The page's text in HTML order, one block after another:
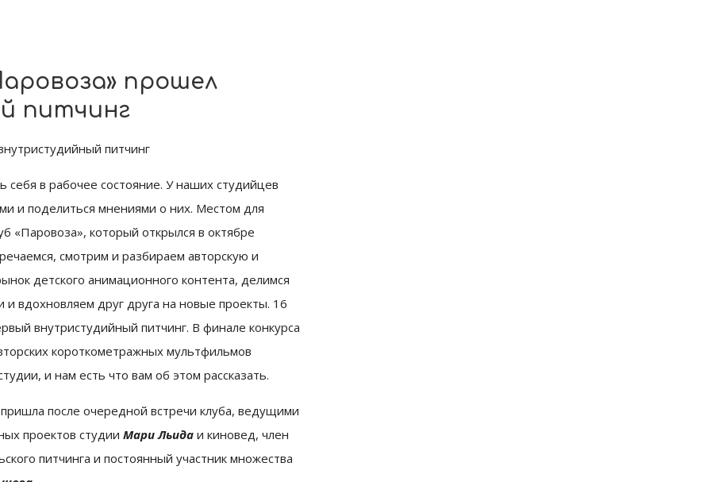
прошел
питчинг
в рабочее состояние. У наших студийцев
и поделиться мнениями о них. Местом для
«Паровоза», который открылся в октябре
смотрим и разбираем авторскую и
детского анимационного контента, делимся
вдохновляем друг друга на новые проекты. 16
внутристудийный питчинг. В финале конкурса
короткометражных мультфильмов
и нам есть что вам об этом рассказать.
после очередной встречи клуба, ведущими
проектов студии Мари Льида и киновед, член
питчинга и постоянный участник множества